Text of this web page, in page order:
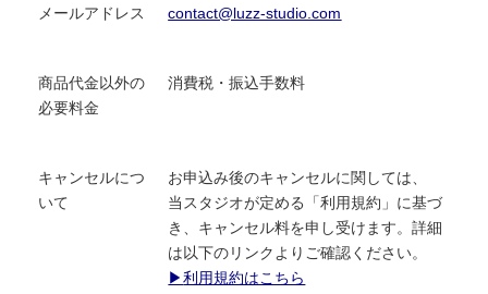
メールアドレス contact@luzz-studio.com
商品代金以外の
必要料金
消費税・振込手数料
キャンセルにつ
いて
お申込み後のキャンセルに関しては、
当スタジオが定める「利用規約」に基づ
き、キャンセル料を申し受けます。詳細
は以下のリンクよりご確認ください。
▶利用規約はこちら